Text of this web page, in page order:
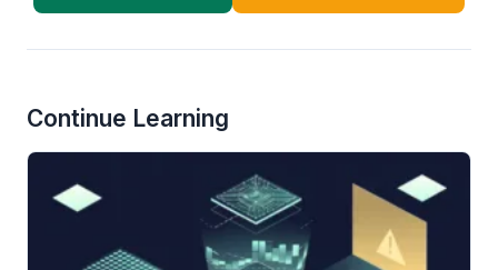
Continue Learning